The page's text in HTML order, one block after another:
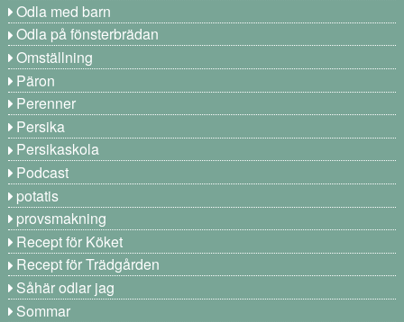
Odla med barn
Odla på fönsterbrädan
Omställning
Päron
Perenner
Persika
Persikaskola
Podcast
potatis
provsmakning
Recept för Köket
Recept för Trädgården
Såhär odlar jag
Sommar